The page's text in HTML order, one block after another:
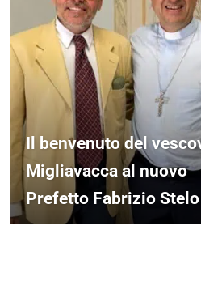
Il benvenuto del
Migliavacca al nuovo
Prefetto Fabrizio Stelo